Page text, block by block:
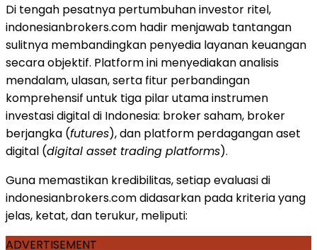
Di tengah pesatnya pertumbuhan investor ritel,
indonesianbrokers.com hadir menjawab tantangan
sulitnya membandingkan penyedia layanan keuangan
secara objektif. Platform ini menyediakan analisis
mendalam, ulasan, serta fitur perbandingan
komprehensif untuk tiga pilar utama instrumen
investasi digital di Indonesia: broker saham, broker
berjangka (futures), dan platform perdagangan aset
digital (digital asset trading platforms).
Guna memastikan kredibilitas, setiap evaluasi di
indonesianbrokers.com didasarkan pada kriteria yang
jelas, ketat, dan terukur, meliputi:
ADVERTISEMENT